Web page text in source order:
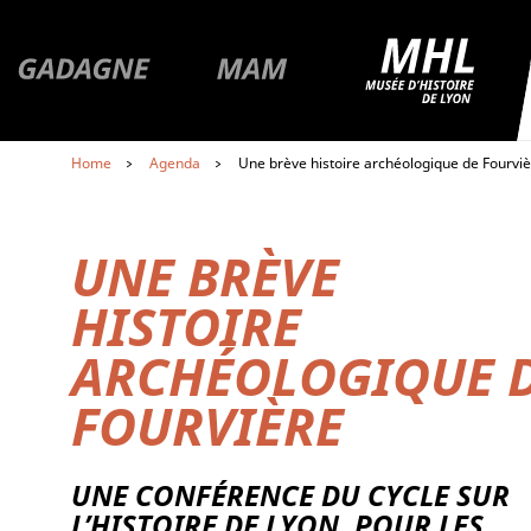
Aller au contenu
Aller au premier menu de navigation
Aller à la page du musée GadagneAller à la page du muséeMAM
Aller à la
Home Agenda Une brève histoire archéologique de
UNE BRÈVE
HISTOIRE
ARCHÉOLOGIQUE
FOURVIÈRE
UNE CONFÉRENCE DU CYCLE SUR